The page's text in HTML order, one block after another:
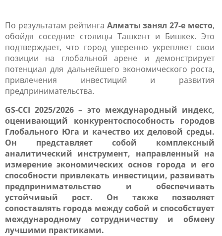
По результатам рейтинга Алматы занял 27-е место,
обойдя соседние столицы Ташкент и Бишкек. Это
подтверждает, что город уверенно укрепляет свои
позиции на глобальной арене и демонстрирует
потенциал для дальнейшего экономического роста,
привлечения инвестиций и развития
предпринимательства.
GS-CCI 2025/2026 – это международный индекс,
оценивающий конкурентоспособность городов
Глобального Юга и качество их деловой среды.
Он представляет собой комплексный
аналитический инструмент, направленный на
измерение экономических основ города и его
способности привлекать инвестиции, развивать
предпринимательство и обеспечивать
устойчивый рост. Он также позволяет
сопоставлять города между собой и способствует
международному сотрудничеству и обмену
лучшими практиками.